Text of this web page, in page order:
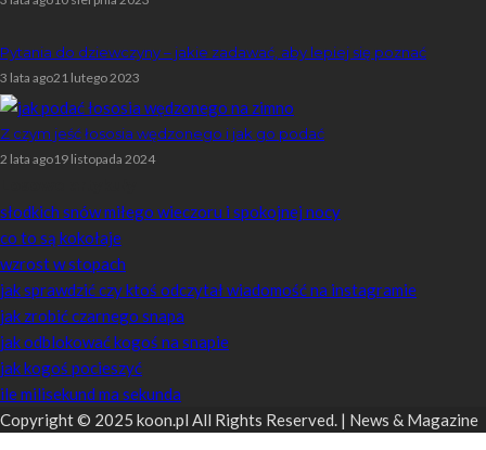
Pytania do dziewczyny – jakie zadawać, aby lepiej się poznać
3 lata ago21 lutego 2023
Z czym jeść łososia wędzonego i jak go podać
2 lata ago19 listopada 2024
słodkich snów miłego wieczoru i spokojnej nocy
co to są kokołaje
wzrost w stopach
jak sprawdzić czy ktoś odczytał wiadomość na instagramie
jak zrobić czarnego snapa
jak odblokować kogoś na snapie
jak kogoś pocieszyć
ile milisekund ma sekunda
Copyright © 2025 koon.pl All Rights Reserved. | News & Magazine